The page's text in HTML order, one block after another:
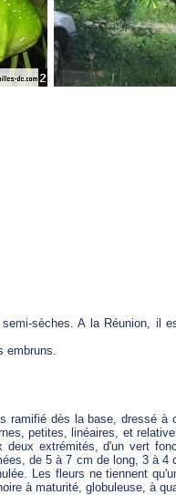
sèches. A la Réunion, il
embruns.
dès la base, dressé à
petites, linéaires, et
extrémités, d'un vert
de 5 à 7 cm de long, 3 à 4
Les fleurs ne tiennent
à maturité, globuleuse, à